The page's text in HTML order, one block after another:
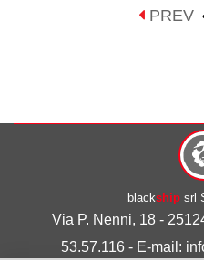
PREV
blackshipsrl
Via P. Nenni, 18 -
53.57.116 - E-mail: